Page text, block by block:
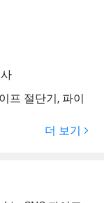
프 절단기, 파이
더 보기